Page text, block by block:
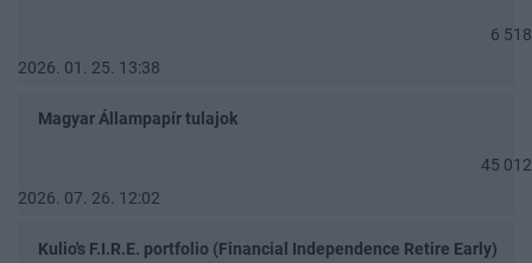
6 518
2026. 01. 25. 13:38
Magyar Állampapír tulajok
45 012
2026. 07. 26. 12:02
Kulio's F.I.R.E. portfolio (Financial Independence Retire Early)